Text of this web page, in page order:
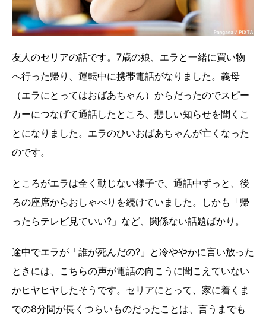
友人のセリアの話です。7歳の娘、エラと一緒に買い物
へ行った帰り、運転中に携帯電話がなりました。義母
（エラにとってはおばあちゃん）からだったのでスピー
カーにつなげて通話したところ、悲しい知らせを聞くこ
とになりました。エラのひいおばあちゃんが亡くなった
のです。
ところがエラは全く動じない様子で、通話中ずっと、後
ろの座席からおしゃべりを続けていました。しかも「帰
ったらテレビ見ていい?」など、関係ない話題ばかり。
途中でエラが「誰が死んだの?」と冷ややかに言い放った
ときには、こちらの声が電話の向こうに聞こえていない
かヒヤヒヤしたそうです。セリアにとって、家に着くま
での8分間が長くつらいものだったことは、言うまでも